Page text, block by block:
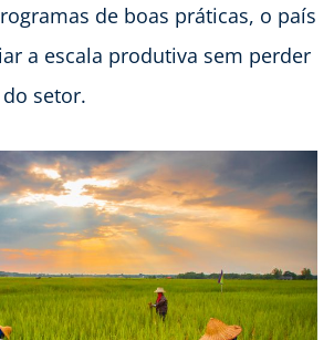
de boas práticas, o país
a escala produtiva sem perder
setor.